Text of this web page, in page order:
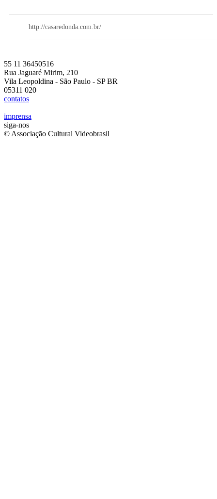
http://casaredonda.com.br/
55 11 36450516
Rua Jaguaré Mirim, 210
Vila Leopoldina - São Paulo - SP BR
05311 020
contatos
imprensa
siga-nos
© Associação Cultural Videobrasil